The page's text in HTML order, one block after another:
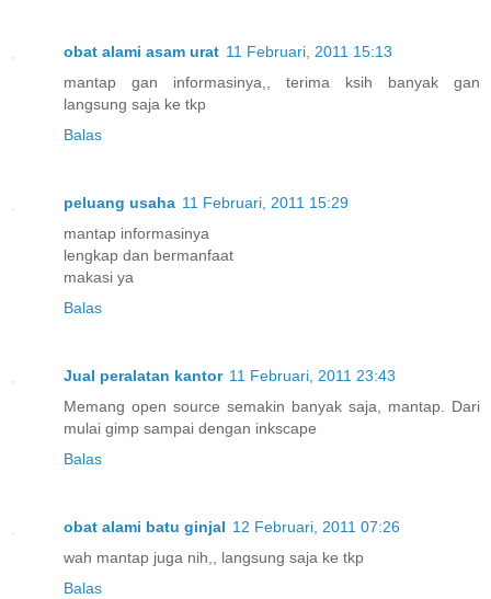
obat alami asam urat 11 Februari, 2011 15:13
mantap gan informasinya,, terima ksih banyak gan
langsung saja ke tkp
Balas
peluang usaha 11 Februari, 2011 15:29
mantap informasinya
lengkap dan bermanfaat
makasi ya
Balas
Jual peralatan kantor 11 Februari, 2011 23:43
Memang open source semakin banyak saja, mantap. Dari
mulai gimp sampai dengan inkscape
Balas
obat alami batu ginjal 12 Februari, 2011 07:26
wah mantap juga nih,, langsung saja ke tkp
Balas